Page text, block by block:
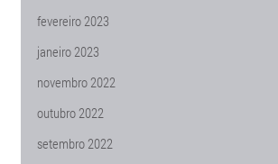
fevereiro 2023
janeiro 2023
novembro 2022
outubro 2022
setembro 2022